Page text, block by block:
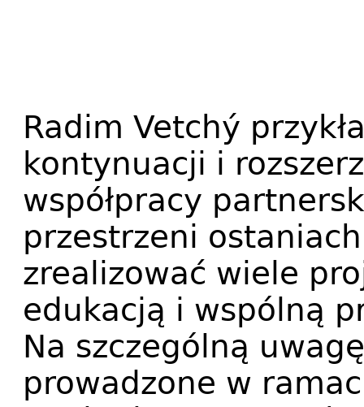
Radim Vetchý
kontynuacji i
współpracy
przestrzeni
zrealizować wiele
edukacją i wspólną
Na szczególną
prowadzone w